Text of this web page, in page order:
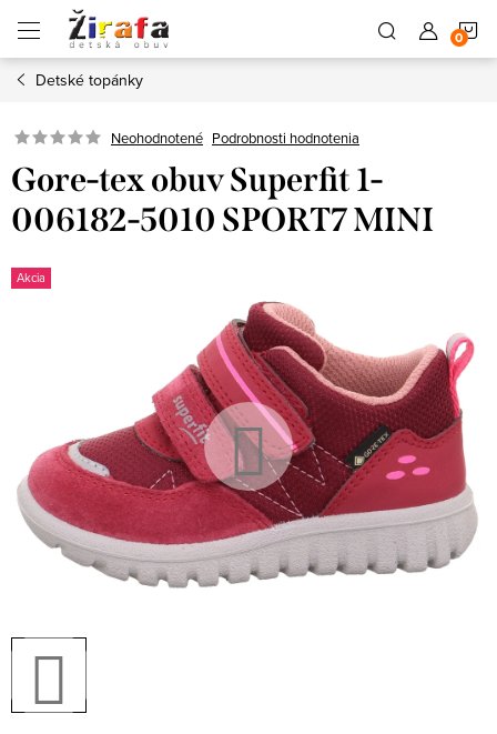
obsah
Detské topánky
Neohodnotené Podrobnosti hodnotenia
Gore-tex obuv Superfit 1-
006182-5010 SPORT7 MINI
Akcia